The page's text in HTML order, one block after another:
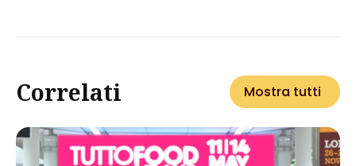
Correlati Mostra tutti